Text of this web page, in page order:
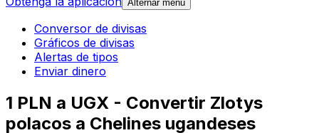
Alternar menú
Conversor de divisas
Gráficos de divisas
Alertas de tipos
Enviar dinero
1 PLN a UGX - Convertir Zlotys
polacos a Chelines ugandeses